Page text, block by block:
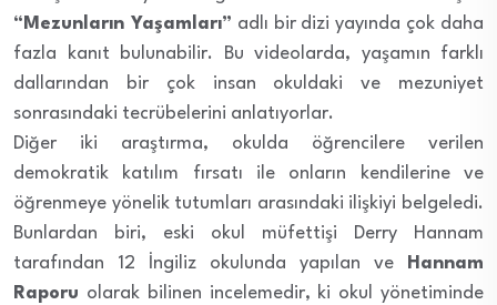
“Mezunların Yaşamları” adlı bir dizi yayında çok daha
fazla kanıt bulunabilir. Bu videolarda, yaşamın farklı
dallarından bir çok insan okuldaki ve mezuniyet
sonrasındaki tecrübelerini anlatıyorlar.
Diğer iki araştırma, okulda öğrencilere verilen
demokratik katılım fırsatı ile onların kendilerine ve
öğrenmeye yönelik tutumları arasındaki ilişkiyi belgeledi.
Bunlardan biri, eski okul müfettişi Derry Hannam
tarafından 12 İngiliz okulunda yapılan ve
Hannam
Raporu olarak bilinen incelemedir, ki okul yönetiminde